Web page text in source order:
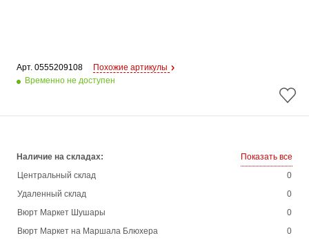
Арт. 0555209108
Похожие артикулы
Временно не доступен
Наличие на складах:
Показать все
Центральный склад
0
Удаленный склад
0
Вюрт Маркет Шушары
0
Вюрт Маркет на Маршала Блюхера
0